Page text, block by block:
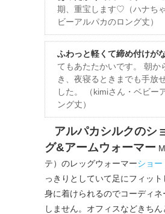
期、重宝します♡（ハナち
ビーアルパカのロング丈）
ふわっと軽くて締め付けが
てもあたたかいです。 朝か
き、夜寝るときまでも手放
した。 （kimiさん・ベビー
ング丈）
アルパカシルクのシ
グ&アームウォーマー
テ）のレッグウォーマーショー
っきりとしていて足にフィット
身に着けられるのでコーディネ
しません。オフィスなどきち